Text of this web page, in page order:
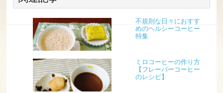
不規則な日々におすす
めのヘルシーコーヒー
特集
ミロコーヒーの作り方
【フレーバーコーヒー
のレシピ】